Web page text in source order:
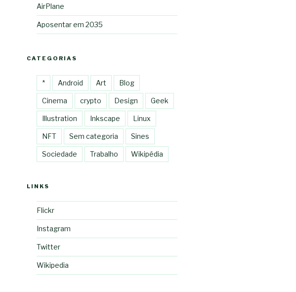
AirPlane
Aposentar em 2035
CATEGORIAS
* Android Art Blog
Cinema crypto Design Geek
Illustration Inkscape Linux
NFT Sem categoria Sines
Sociedade Trabalho Wikipédia
LINKS
Flickr
Instagram
Twitter
Wikipedia